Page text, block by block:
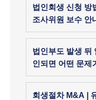
법인회생 신청 방
조사위원 보수 안
법인부도 발생 뒤
인되면 어떤 문제
회생절차 M&A |